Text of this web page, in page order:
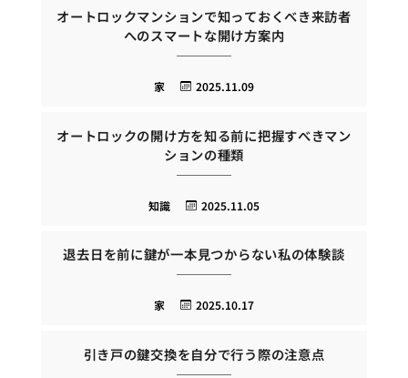
オートロックマンションで知っておくべき来訪者
へのスマートな開け方案内
2025.11.09
家
オートロックの開け方を知る前に把握すべきマン
ションの種類
2025.11.05
知識
退去日を前に鍵が一本見つからない私の体験談
2025.10.17
家
引き戸の鍵交換を自分で行う際の注意点